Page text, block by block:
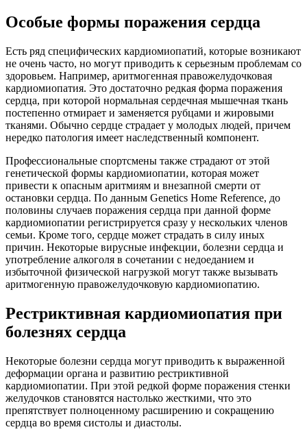
Особые формы поражения сердца
Есть ряд специфических кардиомиопатий, которые возникают
не очень часто, но могут приводить к серьезным проблемам со
здоровьем. Например, аритмогенная правожелудочковая
кардиомиопатия. Это достаточно редкая форма поражения
сердца, при которой нормальная сердечная мышечная ткань
постепенно отмирает и заменяется рубцами и жировыми
тканями. Обычно сердце страдает у молодых людей, причем
нередко патология имеет наследственный компонент.
Профессиональные спортсмены также страдают от этой
генетической формы кардиомиопатии, которая может
привести к опасным аритмиям и внезапной смерти от
остановки сердца. По данным Genetics Home Reference, до
половины случаев поражения сердца при данной форме
кардиомиопатии регистрируется сразу у нескольких членов
семьи. Кроме того, сердце может страдать в силу иных
причин. Некоторые вирусные инфекции, болезни сердца и
употребление алкоголя в сочетании с недоеданием и
избыточной физической нагрузкой могут также вызывать
аритмогенную правожелудочковую кардиомиопатию.
Рестриктивная кардиомиопатия при
болезнях сердца
Некоторые болезни сердца могут приводить к выраженной
деформации органа и развитию рестриктивной
кардиомиопатии. При этой редкой форме поражения стенки
желудочков становятся настолько жесткими, что это
препятствует полноценному расширению и сокращению
сердца во время систолы и диастолы.